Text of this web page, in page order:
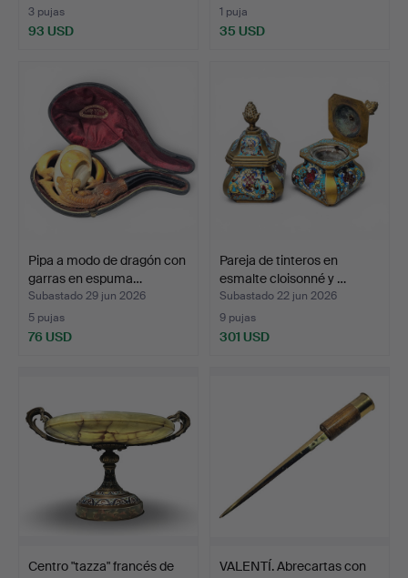
3 pujas
93 USD
1 puja
35 USD
Pipa a modo de dragón con
garras en espuma…
Subastado 29 jun 2026
5 pujas
76 USD
Pareja de tinteros en
esmalte cloisonné y …
Subastado 22 jun 2026
9 pujas
301 USD
Centro "tazza" francés de
VALENTÍ. Abrecartas con